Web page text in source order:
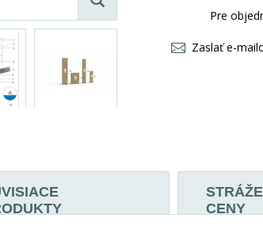
Pre
Zaslať e-
CENY